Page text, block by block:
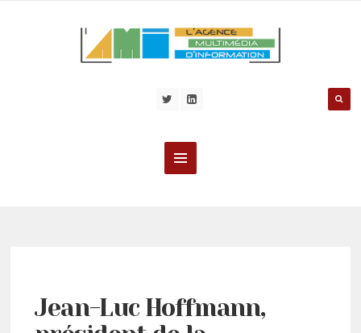
Jean-Luc Hoffmann,